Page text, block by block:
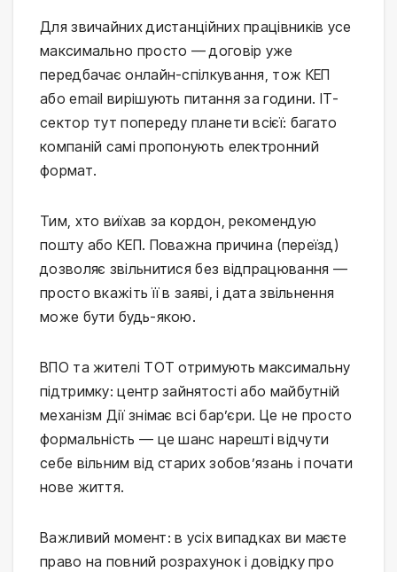
Для звичайних дистанційних працівників усе
максимально просто — договір уже
передбачає онлайн-спілкування, тож КЕП
або email вирішують питання за години. ІТ-
сектор тут попереду планети всієї: багато
компаній самі пропонують електронний
формат.
Тим, хто виїхав за кордон, рекомендую
пошту або КЕП. Поважна причина (переїзд)
дозволяє звільнитися без відпрацювання —
просто вкажіть її в заяві, і дата звільнення
може бути будь-якою.
ВПО та жителі ТОТ отримують максимальну
підтримку: центр зайнятості або майбутній
механізм Дії знімає всі бар’єри. Це не просто
формальність — це шанс нарешті відчути
себе вільним від старих зобов’язань і почати
нове життя.
Важливий момент: в усіх випадках ви маєте
право на повний розрахунок і довідку про